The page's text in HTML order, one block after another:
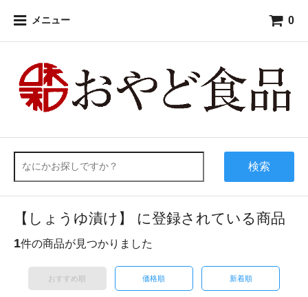
メニュー 0
検索
【しょうゆ漬け】 に登録されている商品
1件の商品が見つかりました
おすすめ順 価格順 新着順